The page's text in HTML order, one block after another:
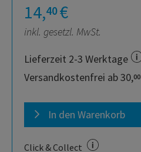
14,40€
inkl. gesetzl. MwSt.
Lieferzeit 2-3 Werktage
Versandkostenfrei ab 30,00
In den Warenkorb
Click & Collect